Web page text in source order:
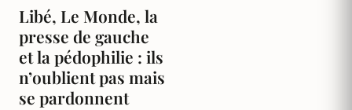
Libé, Le Monde, la
presse de gauche
et la pédophilie : ils
n’oublient pas mais
se pardonnent